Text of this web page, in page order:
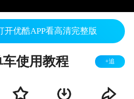
开优酷APP看高清完整版
使用教程 +追